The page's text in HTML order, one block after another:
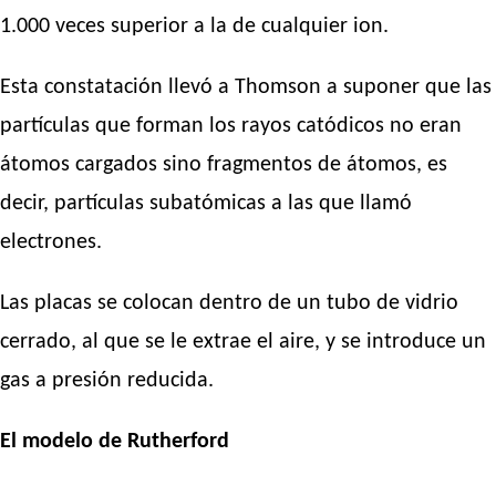
1.000 veces superior a la de cualquier ion.
Esta constatación llevó a Thomson a suponer que las
partículas que forman los rayos catódicos no eran
átomos cargados sino fragmentos de átomos, es
decir, partículas subatómicas a las que llamó
electrones.
Las placas se colocan dentro de un tubo de vidrio
cerrado, al que se le extrae el aire, y se introduce un
gas a presión reducida.
El modelo de Rutherford